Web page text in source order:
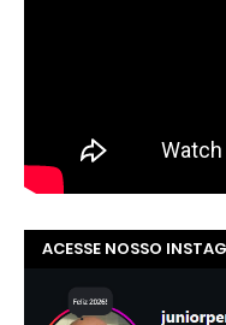
ACESSE NOSSO